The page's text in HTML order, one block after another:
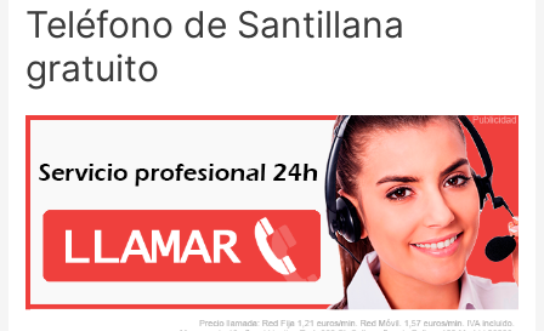
Teléfono de Santillana
gratuito